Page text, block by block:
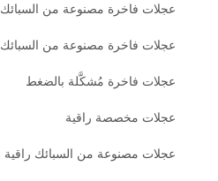
عجلات فاخرة مصنوعة من السبائك
عجلات فاخرة مصنوعة من السبائك
عجلات فاخرة مُشكَّلة بالضغط
عجلات مخصصة راقية
عجلات مصنوعة من السبائك راقية